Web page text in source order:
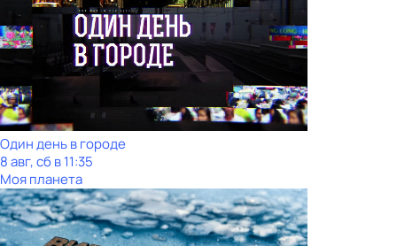
Один день в городе
8 авг, сб в 11:35
Моя планета